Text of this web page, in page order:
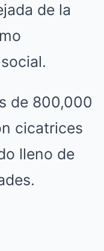
de la
de 800,000
cicatrices
lleno de